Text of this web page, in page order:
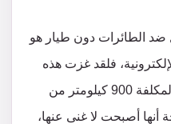
ضد الطائرات دون طيار هو
فلقد غزت هذه
الآلات المتنقلة والسريعة وغير المكلفة 900 كيلومتر من
أنها أصبحت لا غنى عنها،